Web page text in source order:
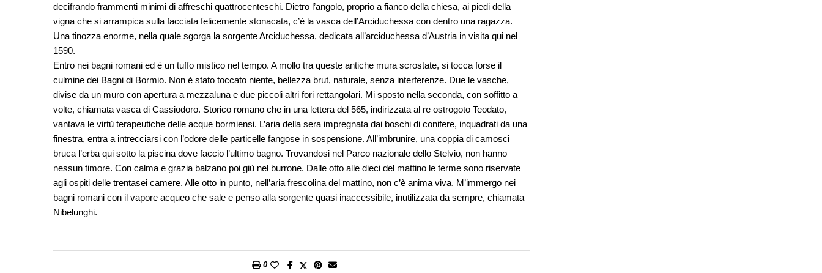
decifrando frammenti minimi di affreschi quattrocenteschi. Dietro l’angolo, proprio a fianco della chiesa, ai piedi della
vigna che si arrampica sulla facciata felicemente stonacata, c’è la vasca dell’Arciduchessa con dentro una ragazza.
Una tinozza enorme, nella quale sgorga la sorgente Arciduchessa, dedicata all’arciduchessa d’Austria in visita qui nel
1590.
Entro nei bagni romani ed è un tuffo mistico nel tempo. A mollo tra queste antiche mura scrostate, si tocca forse il
culmine dei Bagni di Bormio. Non è stato toccato niente, bellezza brut, naturale, senza interferenze. Due le vasche,
divise da un muro con apertura a mezzaluna e due piccoli altri fori rettangolari. Mi sposto nella seconda, con soffitto a
volte, chiamata vasca di Cassiodoro. Storico romano che in una lettera del 565, indirizzata al re ostrogoto Teodato,
vantava le virtù terapeutiche delle acque bormiensi. L’aria della sera impregnata dai boschi di conifere, inquadrati da una
finestra, entra a intrecciarsi con l’odore delle particelle fangose in sospensione. All’imbrunire, una coppia di camosci
bruca l’erba qui sotto la piscina dove faccio l’ultimo bagno. Trovandosi nel Parco nazionale dello Stelvio, non hanno
nessun timore. Con calma e grazia balzano poi giù nel burrone. Dalle otto alle dieci del mattino le terme sono riservate
agli ospiti delle trentasei camere. Alle otto in punto, nell’aria frescolina del mattino, non c’è anima viva. M’immergo nei
bagni romani con il vapore acqueo che sale e penso alla sorgente quasi inaccessibile, inutilizzata da sempre, chiamata
Nibelunghi.
0